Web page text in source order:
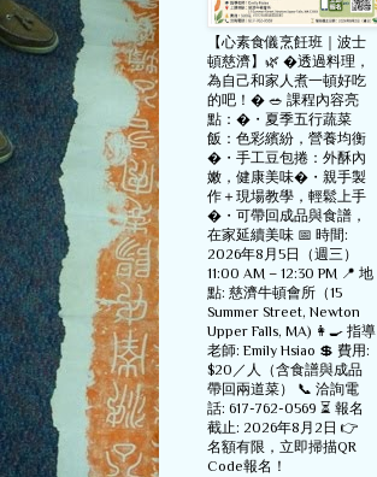
【心素食儀烹飪班｜波士
頓慈濟】🌿 �透過料理，
為自己和家人煮一頓好吃
的吧！� 🥗 課程內容亮
點：�・夏季五行蔬菜
飯：色彩繽紛，營養均衡
�・手工豆包捲：外酥內
嫩，健康美味�・親手製
作＋現場教學，輕鬆上手
�・可帶回成品與食譜，
在家延續美味 📅 時間:
2026年8月5日（週三）
11:00 AM – 12:30 PM 📍 地
點: 慈濟牛頓會所（15
Summer Street, Newton
Upper Falls, MA) 👩‍🍳 指導
老師: Emily Hsiao 💲 費用:
$20／人（含食譜與成品
帶回兩道菜） 📞 洽詢電
話: 617-762-0569 ⏳ 報名
截止: 2026年8月2日 👉
名額有限，立即掃描QR
Code報名！